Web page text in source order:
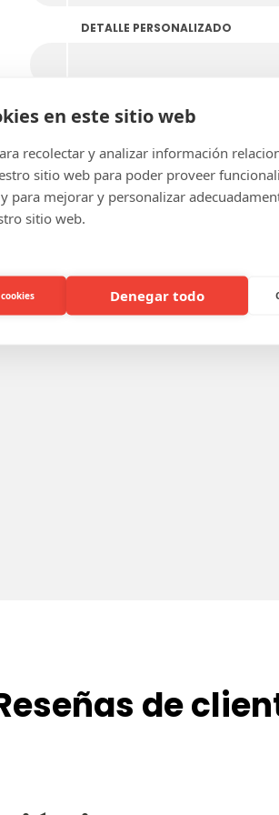
en este sitio web
recolectar y analizar información
sitio web para poder proveer
para mejorar y personalizar
sitio web.
Denegar todo
DETALLE PERSONALIZADO
de